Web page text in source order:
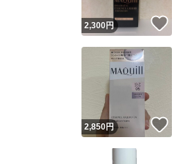
2,300円
2,850円